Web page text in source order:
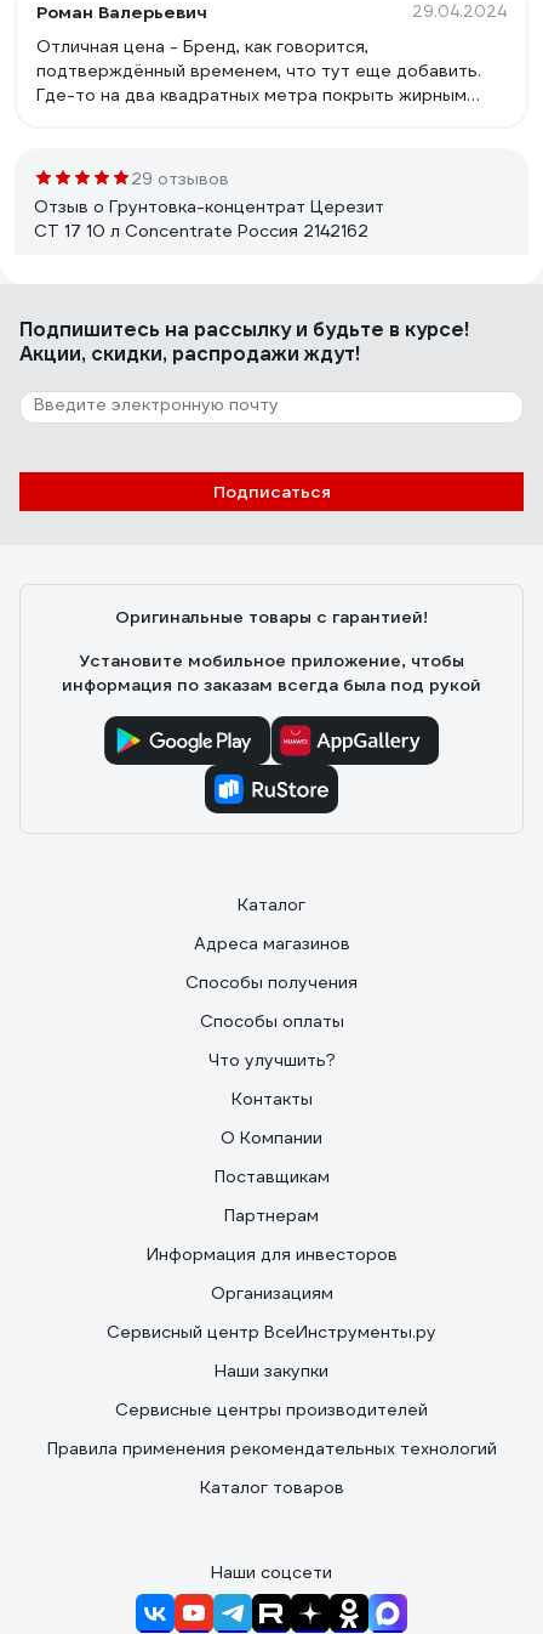
Роман Валерьевич
29.04.2024
Отличная цена - Бренд, как говорится,
подтверждённый временем, что тут еще добавить.
Где-то на два квадратных метра покрыть жирным
29 отзывов
Отзыв о Грунтовка-концентрат Церезит
CT 17 10 л Concentrate Россия 2142162
Для ремонта квартиры
Подпишитесь на рассылкуи будьте в курсе!
Акции, скидки, распродажи ждут!
Подписаться
Оригинальные товары с гарантией!
Установите мобильное приложение, чтобы
информация по заказам всегда была под рукой
Каталог
Адреса магазинов
Способы получения
Способы оплаты
Что улучшить?
Контакты
О Компании
Поставщикам
Партнерам
Информация для инвесторов
Организациям
Сервисный центр ВсеИнструменты.ру
Наши закупки
Сервисные центры производителей
Правила применения рекомендательных технологий
Каталог товаров
Наши соцсети